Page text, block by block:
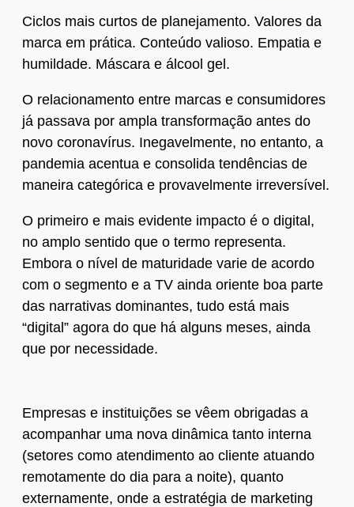
Ciclos mais curtos de planejamento. Valores da
marca em prática. Conteúdo valioso. Empatia e
humildade. Máscara e álcool gel.
O relacionamento entre marcas e consumidores
já passava por ampla transformação antes do
novo coronavírus. Inegavelmente, no entanto, a
pandemia acentua e consolida tendências de
maneira categórica e provavelmente irreversível.
O primeiro e mais evidente impacto é o digital,
no amplo sentido que o termo representa.
Embora o nível de maturidade varie de acordo
com o segmento e a TV ainda oriente boa parte
das narrativas dominantes, tudo está mais
“digital” agora do que há alguns meses, ainda
que por necessidade.
Empresas e instituições se vêem obrigadas a
acompanhar uma nova dinâmica tanto interna
(setores como atendimento ao cliente atuando
remotamente do dia para a noite), quanto
externamente, onde a estratégia de marketing